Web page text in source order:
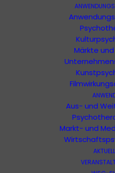
Märkte
Aus- und
Markt- und
Kalender
Diese
stattgefunden.
Medien